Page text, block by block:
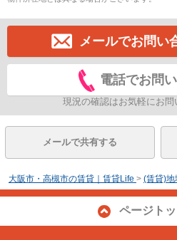
メールでお問い
電話でお問
現況の確認はお気軽にお問
メールで共有する
大阪市・高槻市の賃貸｜賃貸Life > (賃貸)地
ページト